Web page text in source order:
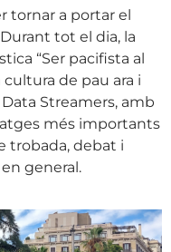
tornar a portar el
tot el dia, la
“Ser pacifista al
de pau ara i
Streamers, amb
més importants
trobada, debat i
general.